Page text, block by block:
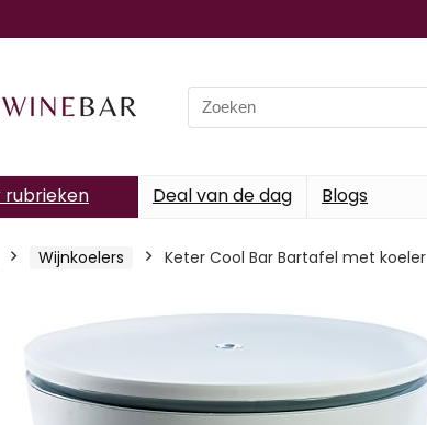
Search
for:
rubrieken Deal van de dag Blogs
Wijnkoelers Keter Cool Bar Bartafel met koeler